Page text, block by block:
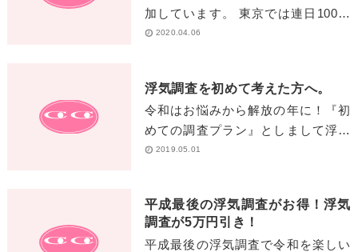
加しています。 東京では連日100人
近い陽性反応が出た等、連日コロナ
2020.04.06
浮気調査を初めて考えた方へ。
令和はお悩みから解放の年に！『初
めての調査プラン』としまして浮気
調査5万円分の調査料が☞なんと3万
[…]
2019.05.01
平成最後の浮気調査がお得！浮気
調査が5万円引き！
平成最後の浮気調査で令和を楽しい